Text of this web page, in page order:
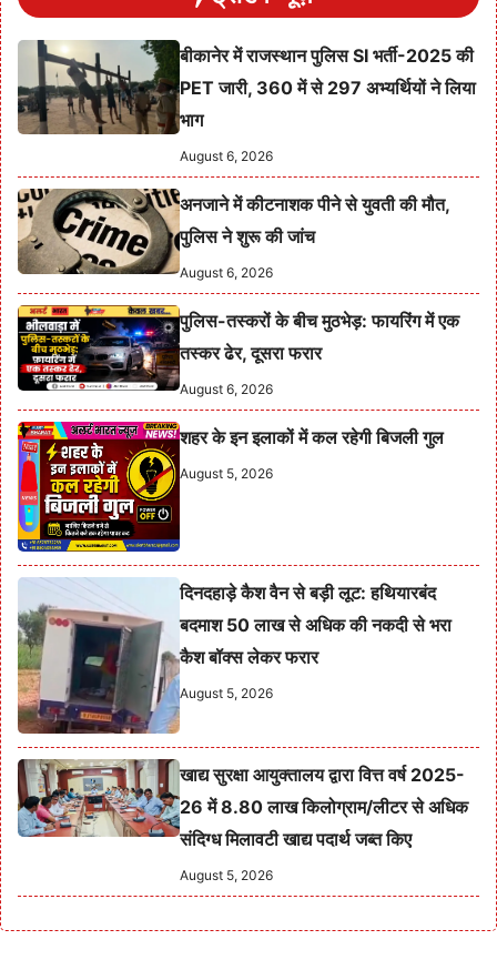
बीकानेर में राजस्थान पुलिस SI भर्ती-2025 की
PET जारी, 360 में से 297 अभ्यर्थियों ने लिया
भाग
August 6, 2026
अनजाने में कीटनाशक पीने से युवती की मौत,
पुलिस ने शुरू की जांच
August 6, 2026
पुलिस-तस्करों के बीच मुठभेड़: फायरिंग में एक
तस्कर ढेर, दूसरा फरार
August 6, 2026
शहर के इन इलाकों में कल रहेगी बिजली गुल
August 5, 2026
दिनदहाड़े कैश वैन से बड़ी लूट: हथियारबंद
बदमाश 50 लाख से अधिक की नकदी से भरा
कैश बॉक्स लेकर फरार
August 5, 2026
खाद्य सुरक्षा आयुक्तालय द्वारा वित्त वर्ष 2025-
26 में 8.80 लाख किलोग्राम/लीटर से अधिक
संदिग्ध मिलावटी खाद्य पदार्थ जब्त किए
August 5, 2026